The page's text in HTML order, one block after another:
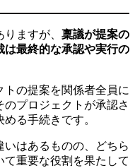
ますが、 稟議が提案の
は最終的な承認や実行の
の提案を関係者全員に
プロジェクトが承認さ
る手続きです。
はあるものの、どちら
て重要な役割を果たして